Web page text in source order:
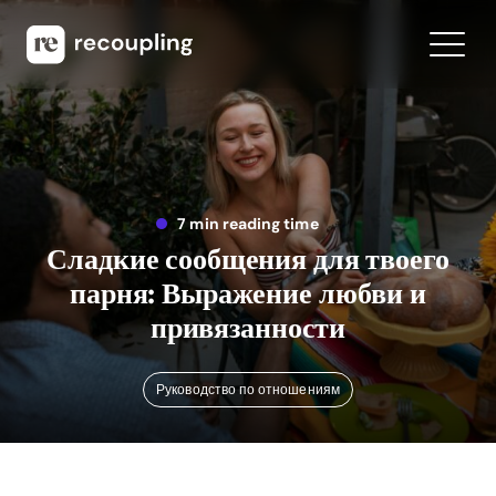
7 min reading time
Сладкие сообщения для твоего
парня: Выражение любви и
привязанности
Руководство по отношениям